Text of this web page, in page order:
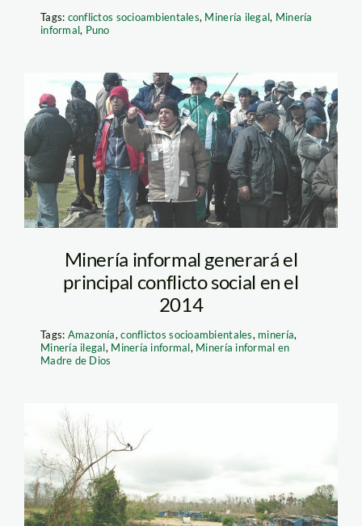
Tags: conflictos socioambientales, Minería ilegal, Minería
informal, Puno
puno-paro_lamula
Minería informal generará el
principal conflicto social en el
2014
Tags: Amazonía,conflictos socioambientales, minería,
Minería ilegal, Minería informal, Minería informal en
Madre de Dios
la-pampa_mineria-
informal_SDPA